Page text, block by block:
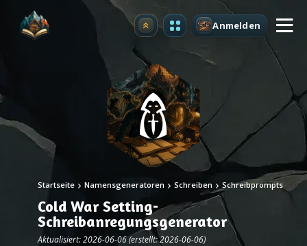
Upgrade Anmelden
Startseite Namensgeneratoren Schreiben Schreibprompts
Cold War Setting-
Schreibanregungsgenerator
Aktualisiert: 2026-06-06 (erstellt: 2026-06-06)